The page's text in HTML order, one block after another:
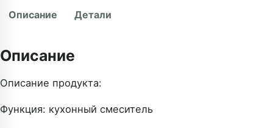
Описание Детали
Описание
Описание продукта:
Функция: кухонный смеситель